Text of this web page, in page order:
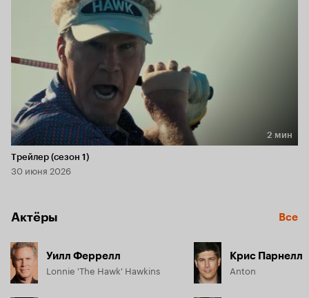
Длительность 2 мин
2 мин
Трейлер (сезон 1)
30 июня 2026
Актёры Все
Уилл Феррелл
Lonnie 'The Hawk' Hawkins
Крис Парнелл
Anton